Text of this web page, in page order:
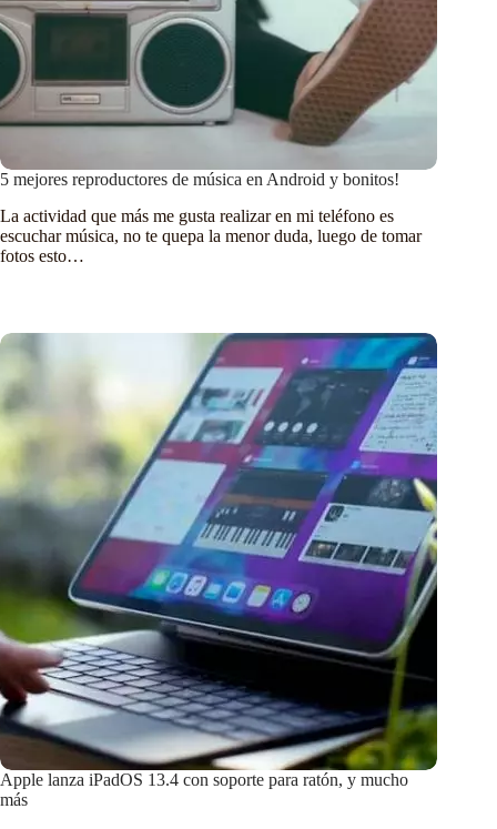
5 mejores reproductores de música en Android y bonitos!
La actividad que más me gusta realizar en mi teléfono es
escuchar música, no te quepa la menor duda, luego de tomar
fotos esto…
Apple lanza iPadOS 13.4 con soporte para ratón, y mucho
más